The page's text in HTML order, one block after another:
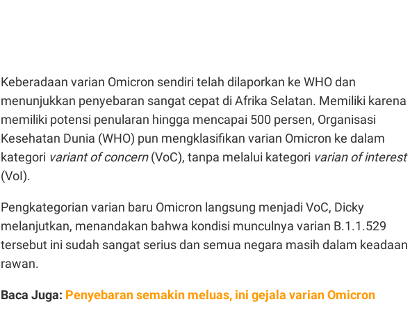
Keberadaan varian Omicron sendiri telah dilaporkan ke WHO dan
menunjukkan penyebaran sangat cepat di Afrika Selatan. Memiliki karena
memiliki potensi penularan hingga mencapai 500 persen, Organisasi
Kesehatan Dunia (WHO) pun mengklasifikan varian Omicron ke dalam
kategori variant of concern(VoC), tanpa melalui kategori varian of interest
(VoI).
Pengkategorian varian baru Omicron langsung menjadi VoC, Dicky
melanjutkan, menandakan bahwa kondisi munculnya varian B.1.1.529
tersebut ini sudah sangat serius dan semua negara masih dalam keadaan
rawan.
Baca Juga: Penyebaran semakin meluas, ini gejala varian Omicron